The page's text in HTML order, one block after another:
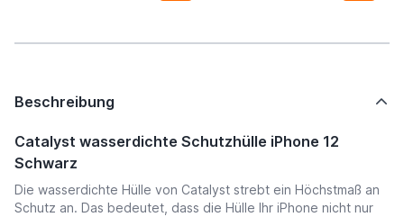
Beschreibung
Catalyst wasserdichte Schutzhülle iPhone 12
Schwarz
Die wasserdichte Hülle von Catalyst strebt ein Höchstmaß an
Schutz an. Das bedeutet, dass die Hülle Ihr iPhone nicht nur